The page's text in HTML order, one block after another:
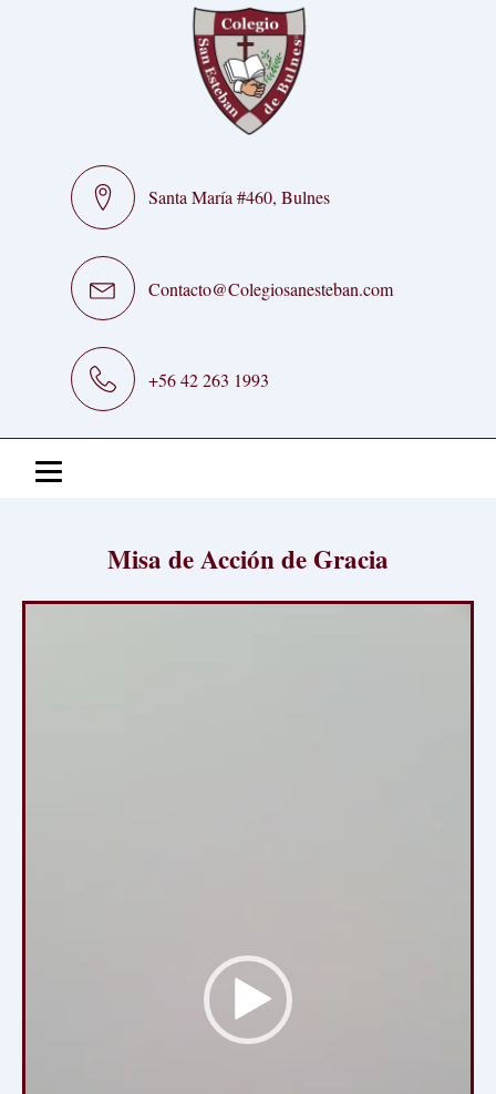
Santa María #460, Bulnes
Contacto@Colegiosanesteban.com
+56 42 263 1993
Misa de Acción de Gracia